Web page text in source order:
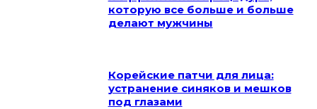
которую все больше и больше
делают мужчины
Корейские патчи для лица:
устранение синяков и мешков
под глазами